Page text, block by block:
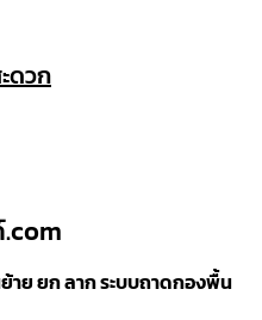
ดวก
าย ยก ลาก ระบบถาดกองพื้น